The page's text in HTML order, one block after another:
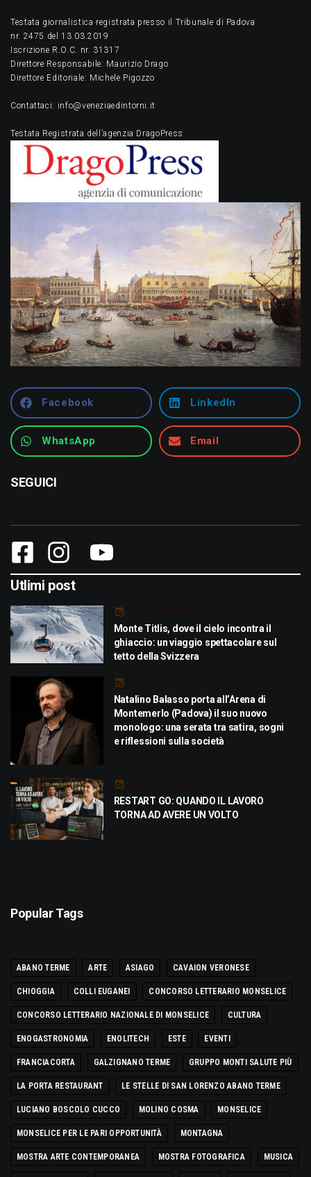
Testata giornalistica registrata presso il Tribunale di Padova
nr. 2475 del 13.03.2019
Iscrizione R.O.C. nr. 31317
Direttore Responsabile: Maurizio Drago
Direttore Editoriale: Michele Pigozzo
Contattaci: info@veneziaedintorni.it
Testata Registrata dell’agenzia DragoPress
Facebook LinkedIn
WhatsApp Email
SEGUICI
Utlimi post
Luglio 29, 2026
Monte Titlis, dove il cielo incontra il
ghiaccio: un viaggio spettacolare sul
tetto della Svizzera
Luglio 21, 2026
Natalino Balasso porta all’Arena di
Montemerlo (Padova) il suo nuovo
monologo: una serata tra satira, sogni
e riflessioni sulla società
Luglio 21, 2026
RESTART GO: QUANDO IL LAVORO
TORNA AD AVERE UN VOLTO
Popular Tags
ABANO TERME ARTE ASIAGO CAVAION VERONESE
CHIOGGIA COLLI EUGANEI CONCORSO LETTERARIO MONSELICE
CONCORSO LETTERARIO NAZIONALE DI MONSELICE CULTURA
ENOGASTRONOMIA ENOLITECH ESTE EVENTI
FRANCIACORTA GALZIGNANO TERME GRUPPO MONTI SALUTE PIÙ
LA PORTA RESTAURANT LE STELLE DI SAN LORENZO ABANO TERME
LUCIANO BOSCOLO CUCCO MOLINO COSMA MONSELICE
MONSELICE PER LE PARI OPPORTUNITÀ MONTAGNA
MOSTRA ARTE CONTEMPORANEA MOSTRA FOTOGRAFICA MUSICA